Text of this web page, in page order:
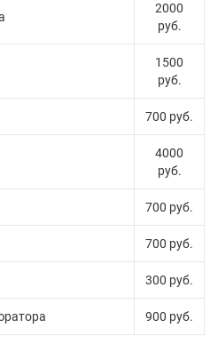
2000
руб.
1500
руб.
700 руб.
4000
руб.
700 руб.
700 руб.
300 руб.
900 руб.